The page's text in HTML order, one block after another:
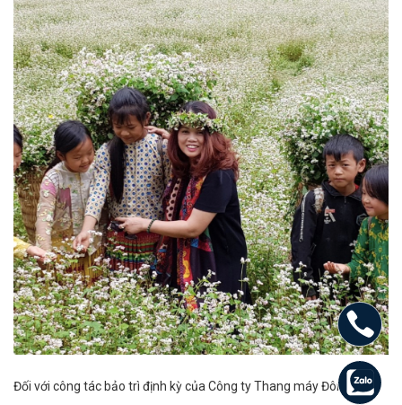
Đối với công tác bảo trì định kỳ của Công ty Thang máy Đông Đô